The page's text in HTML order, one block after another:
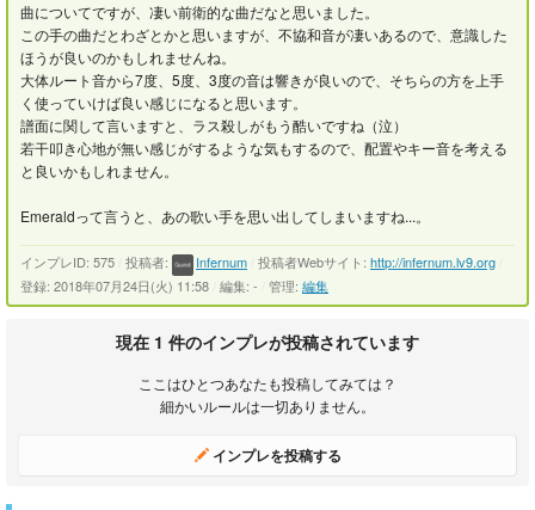
曲についてですが、凄い前衛的な曲だなと思いました。
この手の曲だとわざとかと思いますが、不協和音が凄いあるので、意識した
ほうが良いのかもしれませんね。
大体ルート音から7度、5度、3度の音は響きが良いので、そちらの方を上手
く使っていけば良い感じになると思います。
譜面に関して言いますと、ラス殺しがもう酷いですね（泣）
若干叩き心地が無い感じがするような気もするので、配置やキー音を考える
と良いかもしれません。
Emeraldって言うと、あの歌い手を思い出してしまいますね...。
インプレID: 575 投稿者: Infernum 投稿者Webサイト: http://infernum.lv9.org
登録: 2018年07月24日(火) 11:58 編集: - 管理: 編集
現在 1 件のインプレが投稿されています
ここはひとつあなたも投稿してみては？
細かいルールは一切ありません。
インプレを投稿する